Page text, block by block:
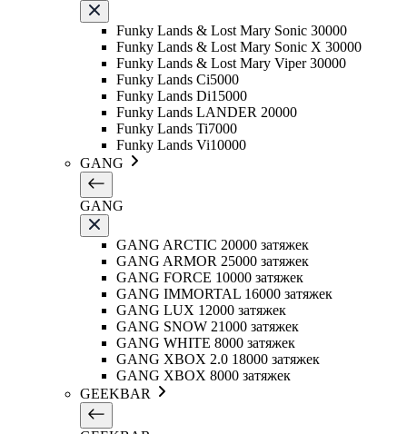
Funky Lands & Lost Mary Sonic 30000
Funky Lands & Lost Mary Sonic X 30000
Funky Lands & Lost Mary Viper 30000
Funky Lands Ci5000
Funky Lands Di15000
Funky Lands LANDER 20000
Funky Lands Ti7000
Funky Lands Vi10000
GANG
GANG
GANG ARCTIC 20000 затяжек
GANG ARMOR 25000 затяжек
GANG FORCE 10000 затяжек
GANG IMMORTAL 16000 затяжек
GANG LUX 12000 затяжек
GANG SNOW 21000 затяжек
GANG WHITE 8000 затяжек
GANG XBOX 2.0 18000 затяжек
GANG XBOX 8000 затяжек
GEEKBAR